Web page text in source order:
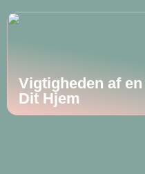
Vigtigheden af
Dit Hjem